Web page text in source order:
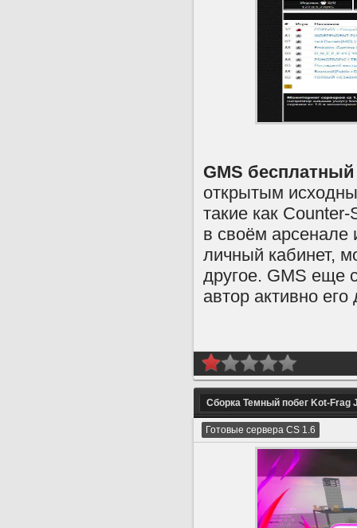
GMS
открытым
такие как
в своём арсенале
личный кабинет,
другое. GMS еще
автор активно
Cборка Темный побег Kot-
Готовые сервера CS 1.6